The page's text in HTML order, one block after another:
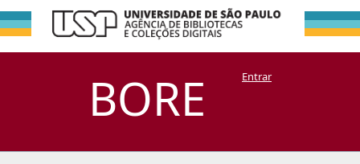
BORE
Filtrar por:
Assunto
DSpace/Manakin + CoriscoEntrar